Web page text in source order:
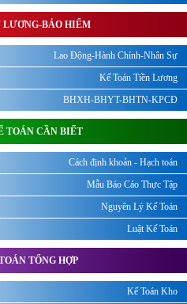
LƯƠNG-BẢO HIỂM
Lao Động-Hành Chính-Nhân Sự
Kế Toán Tiền Lương
BHXH-BHYT-BHTN-KPCĐ
TOÁN CẦN BIẾT
Cách định khoản - Hạch toán
Mẫu Báo Cáo Thực Tập
Nguyên Lý Kế Toán
Luật Kế Toán
TỔNG HỢP
Kế Toán Kho